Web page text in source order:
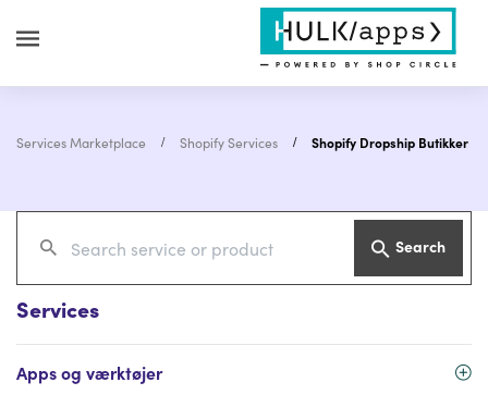
Services Marketplace Shopify Services Shopify Dropship Butikker
Search
Services
Apps og værktøjer